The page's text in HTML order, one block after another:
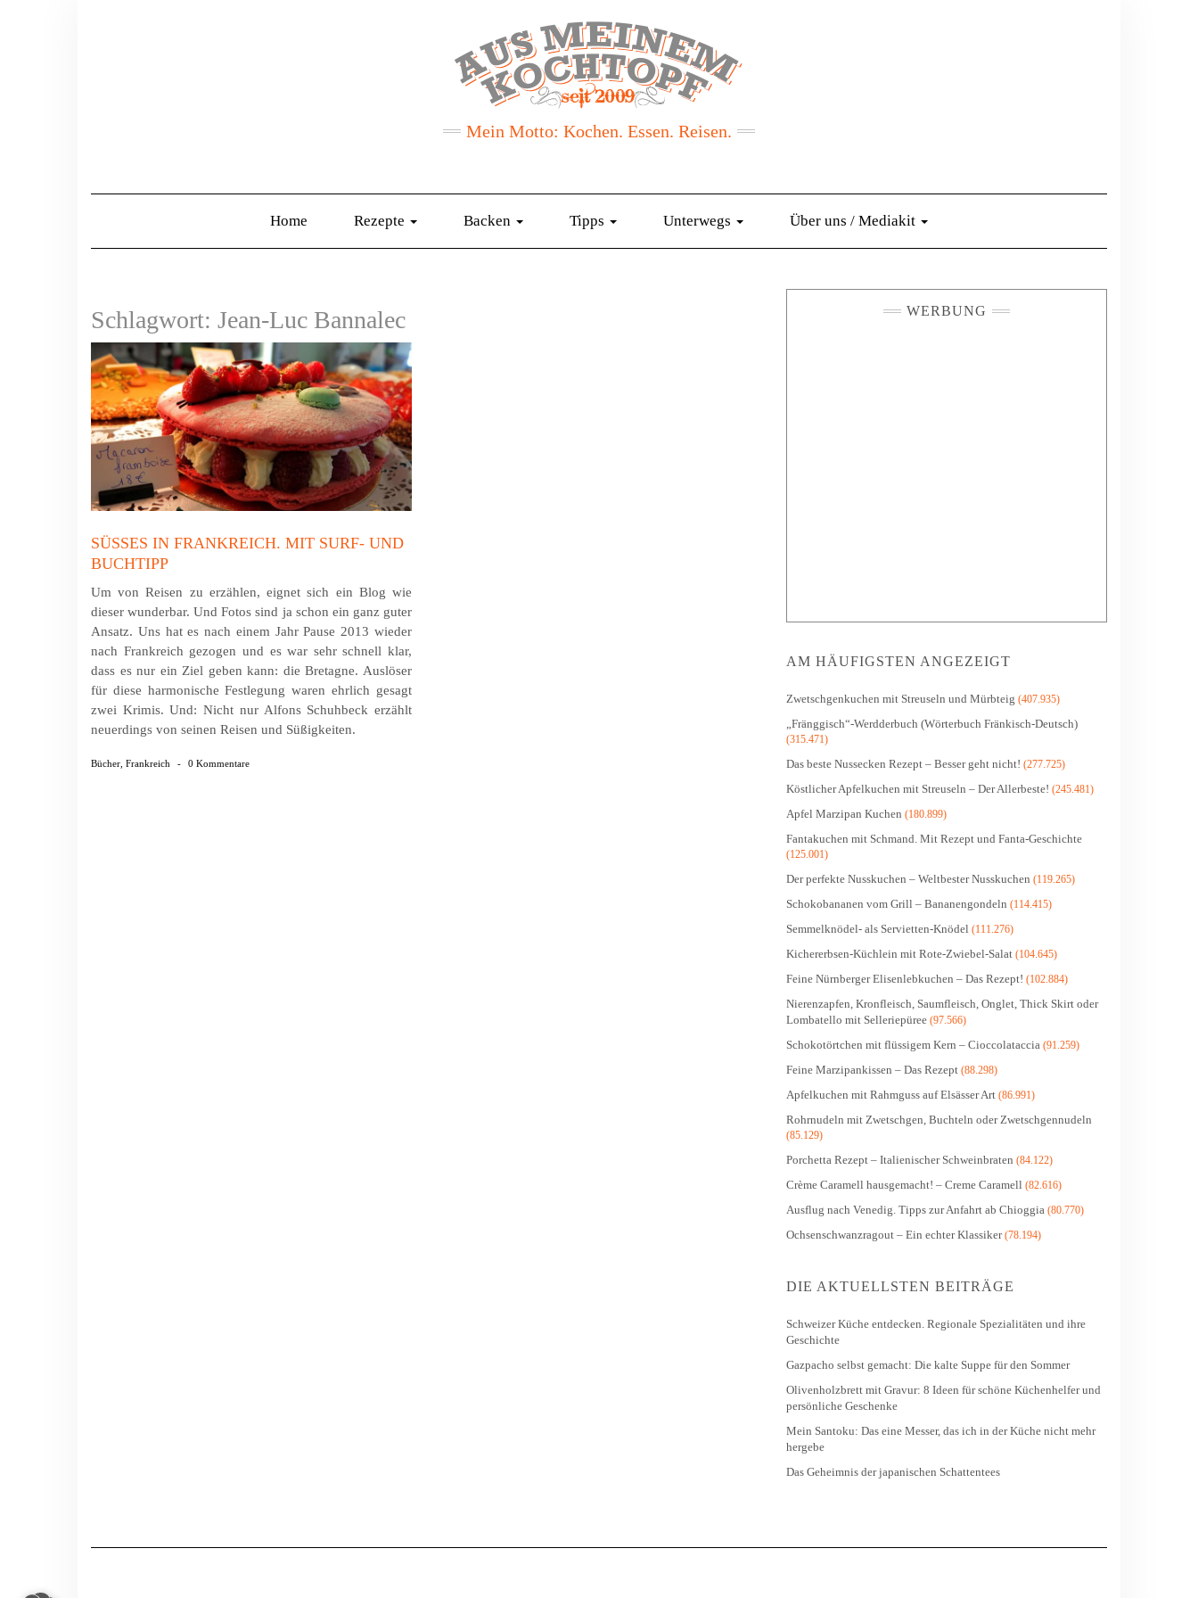
Mein Motto: Kochen. Essen. Reisen.
Home Rezepte Backen Tipps Unterwegs Über uns / Mediakit
Schlagwort: Jean-Luc Bannalec
SÜSSES IN FRANKREICH. MIT SURF- UND B
UCHTIPP
Um von Reisen zu erzählen, eignet sich ein Blog wie
dieser wunderbar. Und Fotos sind ja schon ein ganz guter
Ansatz. Uns hat es nach einem Jahr Pause 2013 wieder
nach Frankreich gezogen und es war sehr schnell klar,
dass es nur ein Ziel geben kann: die Bretagne. Auslöser
für diese harmonische Festlegung waren ehrlich gesagt
zwei Krimis. Und: Nicht nur Alfons Schuhbeck erzählt
neuerdings von seinen Reisen und Süßigkeiten.
Bücher, Frankreich - 0 Kommentare
WERBUNG
AM HÄUFIGSTEN ANGEZEIGT
Zwetschgenkuchen mit Streuseln und Mürbteig (407.935)
„Fränggisch“-Werdderbuch (Wörterbuch Fränkisch-Deutsch)
(315.471)
Das beste Nussecken Rezept – Besser geht nicht! (277.725)
Köstlicher Apfelkuchen mit Streuseln – Der Allerbeste! (245.481)
Apfel Marzipan Kuchen (180.899)
Fantakuchen mit Schmand. Mit Rezept und Fanta-Geschichte
(125.001)
Der perfekte Nusskuchen – Weltbester Nusskuchen (119.265)
Schokobananen vom Grill – Bananengondeln (114.415)
Semmelknödel- als Servietten-Knödel (111.276)
Kichererbsen-Küchlein mit Rote-Zwiebel-Salat (104.645)
Feine Nürnberger Elisenlebkuchen – Das Rezept! (102.884)
Nierenzapfen, Kronfleisch, Saumfleisch, Onglet, Thick Skirt oder
Lombatello mit Selleriepüree (97.566)
Schokotörtchen mit flüssigem Kern – Cioccolataccia (91.259)
Feine Marzipankissen – Das Rezept (88.298)
Apfelkuchen mit Rahmguss auf Elsässer Art (86.991)
Rohrnudeln mit Zwetschgen, Buchteln oder Zwetschgennudeln
(85.129)
Porchetta Rezept – Italienischer Schweinbraten (84.122)
Crème Caramell hausgemacht! – Creme Caramell (82.616)
Ausflug nach Venedig. Tipps zur Anfahrt ab Chioggia (80.770)
Ochsenschwanzragout – Ein echter Klassiker(78.194)
DIE AKTUELLSTEN BEITRÄGE
Schweizer Küche entdecken. Regionale Spezialitäten und ihre
Geschichte
Gazpacho selbst gemacht: Die kalte Suppe für den Sommer
Olivenholzbrett mit Gravur: 8 Ideen für schöne Küchenhelfer und
persönliche Geschenke
Mein Santoku: Das eine Messer, das ich in der Küche nicht mehr
hergebe
Das Geheimnis der japanischen Schattentees